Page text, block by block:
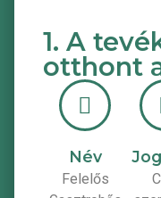
1. A
otthont
Név
Felelős